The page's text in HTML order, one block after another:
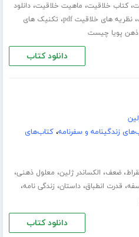
،کتاب خلاقیت، ماهیت خلاقیت،دانلود
،نظریه های خلاقیت pdf ، تکنیک های
ذهن پویا چیست
دانلود کتاب
زندگینامه و سفرنامه،کتاب‌های
،ضعف، الکساندر ژلین، معلول ذهنی،
، قدرت انطباق،داستان، زندگی نامه،
دانلود کتاب